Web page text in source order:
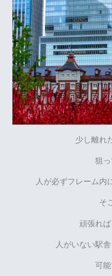
少し離れ
狙
人が必ずフレーム内
そ
頑張れ
人がいない駅
可